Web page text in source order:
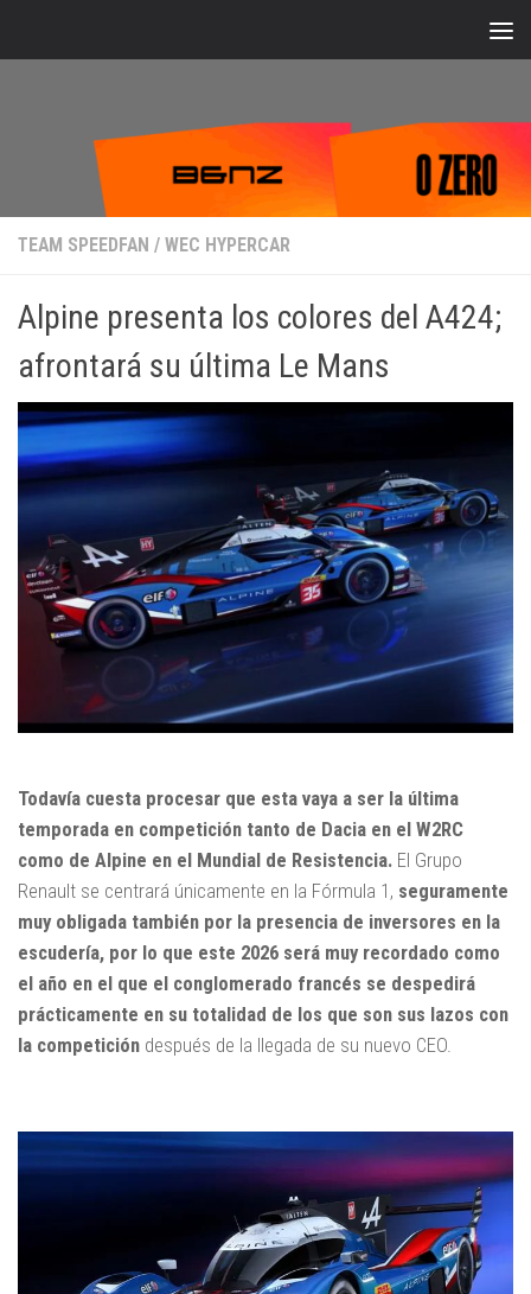
TEAM SPEEDFAN / WEC HYPERCAR
Alpine presenta los colores del A424;
afrontará su última Le Mans
Todavía cuesta procesar que esta vaya a ser la última
temporada en competición tanto de Dacia en el W2RC
como de Alpine en el Mundial de Resistencia. El Grupo
Renault se centrará únicamente en la Fórmula 1, seguramente
muy obligada también por la presencia de inversores en la
escudería, por lo que este 2026 será muy recordado como
el año en el que el conglomerado francés se despedirá
prácticamente en su totalidad de los que son sus lazos con
la competición después de la llegada de su nuevo CEO.